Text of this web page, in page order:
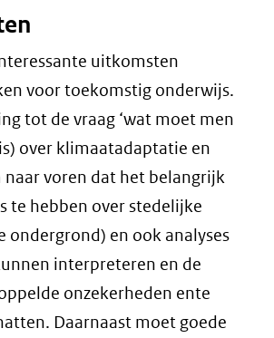
uitkomsten
voor toekomstig onderwijs.
tot de vraag ‘wat moet men
over klimaatadaptatie en
naar voren dat het belangrijk
te hebben over stedelijke
ondergrond) en ook analyses
interpreteren en de
onzekerheden ente
Daarnaast moet goede